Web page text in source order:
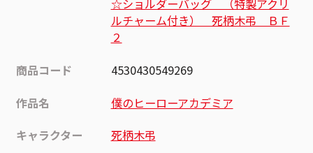
ルチャーム付き） 死柄木弔 ＢＦ
２
商品コード
4530430549269
作品名
僕のヒーローアカデミア
キャラクター
死柄木弔